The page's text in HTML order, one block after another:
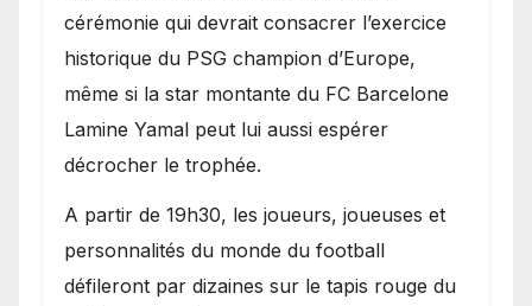
cérémonie qui devrait consacrer l’exercice
historique du PSG champion d’Europe,
même si la star montante du FC Barcelone
Lamine Yamal peut lui aussi espérer
décrocher le trophée.
A partir de 19h30, les joueurs, joueuses et
personnalités du monde du football
défileront par dizaines sur le tapis rouge du